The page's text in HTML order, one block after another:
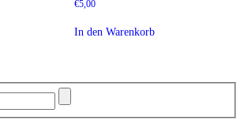
€5,00
In den Warenkorb